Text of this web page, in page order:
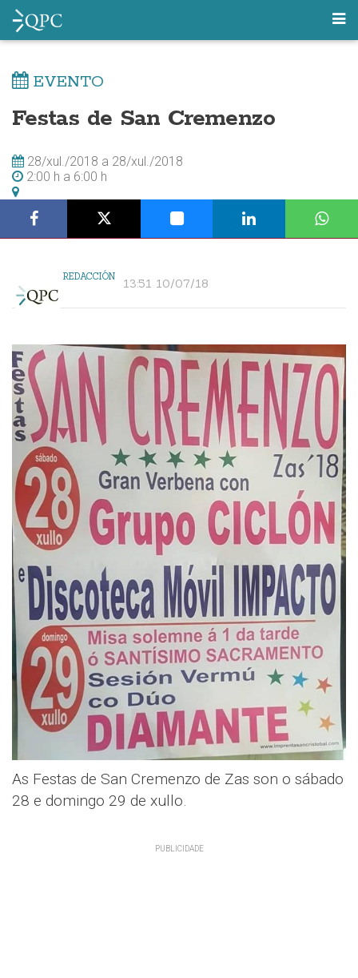
EVENTO
Festas de San Cremenzo
28/xul./2018 a 28/xul./2018
2:00 h a 6:00 h
REDACCIÓN 13:51 10/07/18
As Festas de San Cremenzo de Zas son o sábado
28 e domingo 29 de xullo.